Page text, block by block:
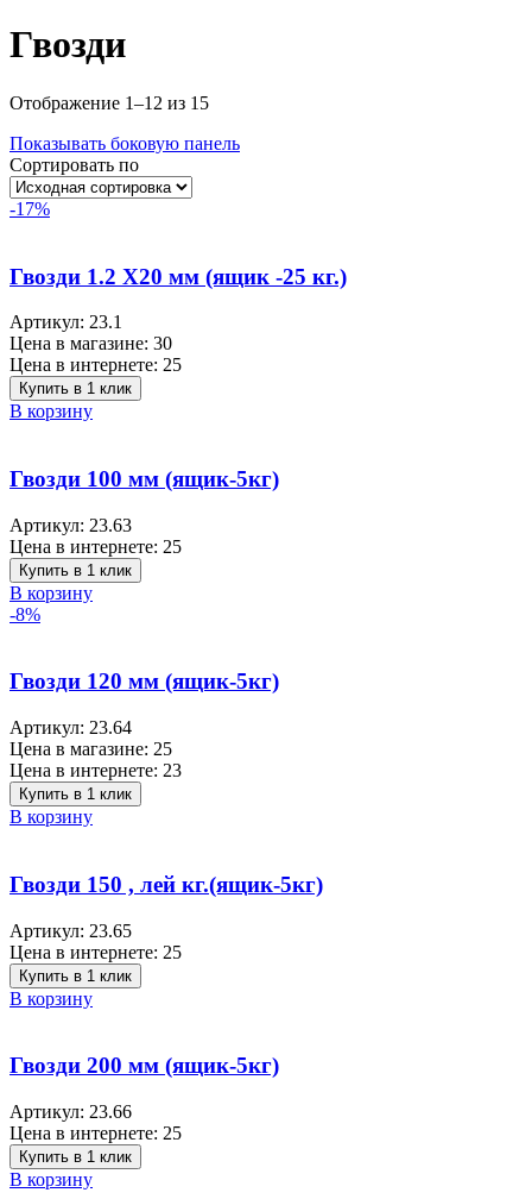
Гвозди
Отображение 1–12 из 15
Показывать боковую панель
Сортировать по
-17%
Гвозди 1.2 X20 мм (ящик -25 кг.)
Артикул: 23.1
Цена в магазине: 30
Цена в интернете: 25
Купить в 1 клик
В корзину
Гвозди 100 мм (ящик-5кг)
Артикул: 23.63
Цена в интернете: 25
Купить в 1 клик
В корзину
-8%
Гвозди 120 мм (ящик-5кг)
Артикул: 23.64
Цена в магазине: 25
Цена в интернете: 23
Купить в 1 клик
В корзину
Гвозди 150 , лей кг.(ящик-5кг)
Артикул: 23.65
Цена в интернете: 25
Купить в 1 клик
В корзину
Гвозди 200 мм (ящик-5кг)
Артикул: 23.66
Цена в интернете: 25
Купить в 1 клик
В корзину